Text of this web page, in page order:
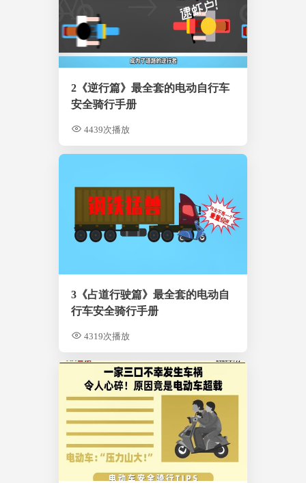
2《逆行篇》最全套的电动自行车
安全骑行手册
4439次播放
3《占道行驶篇》最全套的电动自
行车安全骑行手册
4319次播放